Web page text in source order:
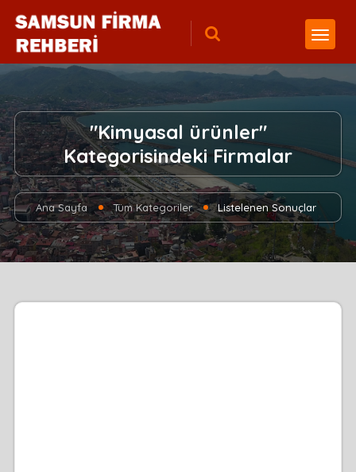
"Kimyasal ürünler"
Kategorisindeki Firmalar
Ana Sayfa Tüm Kategoriler Listelenen Sonuçlar